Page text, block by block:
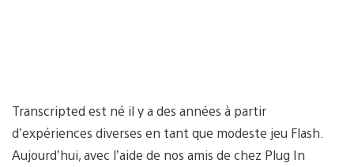
Transcripted est né il y a des années à partir
d’expériences diverses en tant que modeste jeu Flash.
Aujourd’hui, avec l’aide de nos amis de chez Plug In